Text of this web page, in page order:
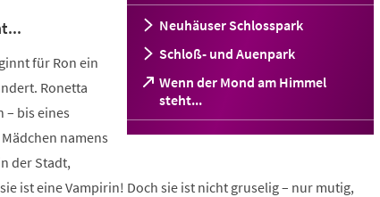
Neuhäuser Schlosspark
Schloß- und Auenpark
Wenn der Mond am Himmel
steht...
(Öffnet
in
einem
für Ron ein
Ronetta
– bis eines
namens
der Stadt,
ist eine Vampirin! Doch sie ist nicht gruselig – nur mutig,